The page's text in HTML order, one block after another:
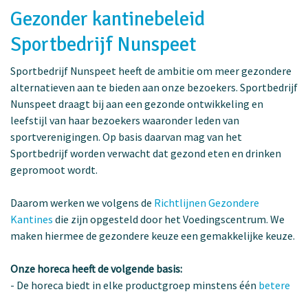
Gezonder kantinebeleid
Sportbedrijf Nunspeet
Sportbedrijf Nunspeet heeft de ambitie om meer gezondere
alternatieven aan te bieden aan onze bezoekers. Sportbedrijf
Nunspeet draagt bij aan een gezonde ontwikkeling en
leefstijl van haar bezoekers waaronder leden van
sportverenigingen. Op basis daarvan mag van het
Sportbedrijf worden verwacht dat gezond eten en drinken
gepromoot wordt.
Daarom werken we volgens de Richtlijnen Gezondere
Kantines die zijn opgesteld door het Voedingscentrum. We
maken hiermee de gezondere keuze een gemakkelijke keuze.
Onze horeca heeft de volgende basis:
- De horeca biedt in elke productgroep minstens één betere